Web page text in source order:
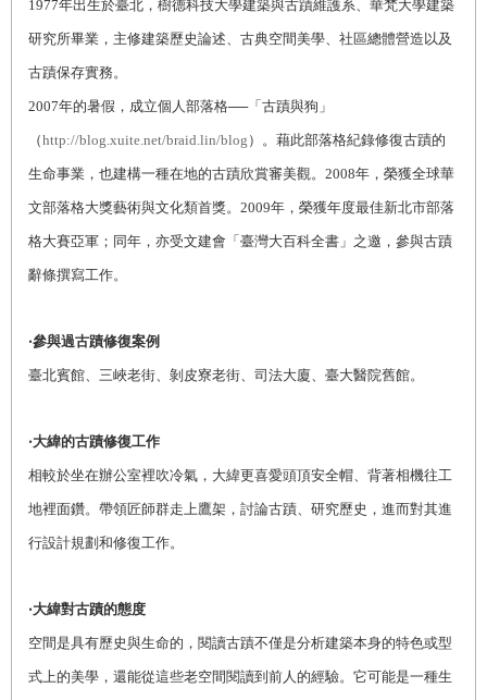
1977年出生於臺北，樹德科技大學建築與古蹟維護系、華梵大學建築
研究所畢業，主修建築歷史論述、古典空間美學、社區總體營造以及
古蹟保存實務。
2007年的暑假，成立個人部落格──「古蹟與狗」
（http://blog.xuite.net/braid.lin/blog ）。藉此部落格紀錄修復古蹟的
生命事業，也建構一種在地的古蹟欣賞審美觀。 2008年，榮獲全球華
文部落格大獎藝術與文化類首獎。 2009年，榮獲年度最佳新北市部落
格大賽亞軍；同年，亦受文建會「臺灣大百科全書」之邀，參與古蹟
辭條撰寫工作。
‧參與過古蹟修復案例
臺北賓館、三峽老街、剝皮寮老街、司法大廈、臺大醫院舊館。
‧大緯的古蹟修復工作
相較於坐在辦公室裡吹冷氣，大緯更喜愛頭頂安全帽、背著相機往工
地裡面鑽。帶領匠師群走上鷹架，討論古蹟、研究歷史，進而對其進
行設計規劃和修復工作。
‧大緯對古蹟的態度
空間是具有歷史與生命的，閱讀古蹟不僅是分析建築本身的特色或型
式上的美學，還能從這些老空間閱讀到前人的經驗。它可能是一種生